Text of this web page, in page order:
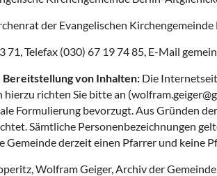
der Evangelischen
71, Telefax (030) 67 19 74 85, E-Mail
von Inhalten: Die
richten Sie bitte an
Formulierung bevorzugt. Aus Gründen
Sämtliche Personenbezeichnungen
Gemeinde derzeit einen Pfarrer und keine
Wolfram Geiger, Archiv der